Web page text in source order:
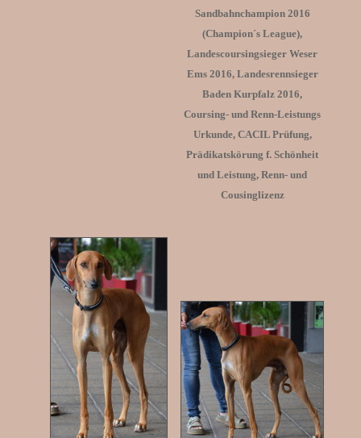
Sandbahnchampion 2016
(Champion´s League),
Landescoursingsieger Weser
Ems 2016, Landesrennsieger
Baden Kurpfalz 2016,
Coursing- und Renn-Leistungs
Urkunde, CACIL Prüfung,
Prädikatskörung f. Schönheit
und Leistung, Renn- und
Cousinglizenz